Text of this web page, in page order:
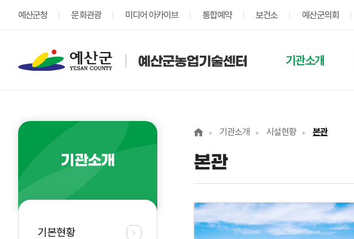
예산군청 문화관광 미디어 아카이브 통합예약 보건소 예산군의회
기관소개
기관소개
기본현황
기관소개 시설현황 본관
본관